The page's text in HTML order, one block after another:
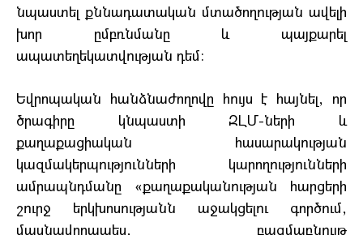
նպաստել քննադատական մտածողության ավելի
խոր ըմբռնմանը և պայքարել
ապատեղեկատվության դեմ:
Եվրոպական հանձնաժողովը հույս է հայնել, որ
ծրագիրը կնպաստի ԶԼՄ-ների և
քաղաքացիական հասարակության
կազմակերպությունների կարողությունների
ամրապնդմանը «քաղաքականության հարցերի
շուրջ երկխոսությանն աջակցելու գործում,
մասնավորապես, բազմաբնույթ